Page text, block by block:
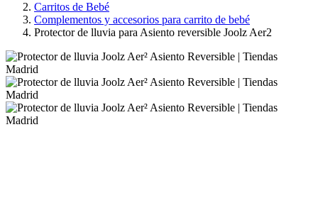
Carritos de Bebé
Complementos y accesorios para carrito de bebé
Protector de lluvia para Asiento reversible Joolz Aer2